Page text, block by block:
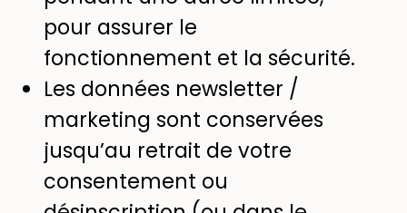
pour assurer le
fonctionnement et la sécurité.
Les données newsletter /
marketing sont conservées
jusqu’au retrait de votre
consentement ou